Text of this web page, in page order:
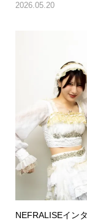
2026.05.20
NEFRALISEイン